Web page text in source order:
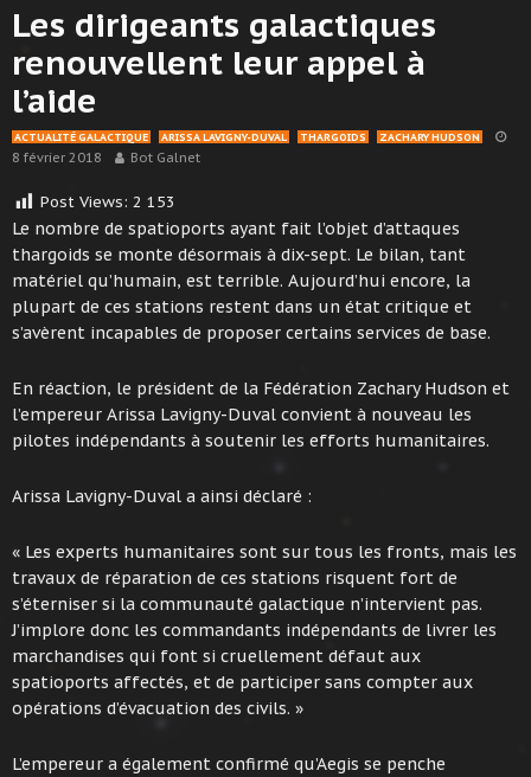
Les dirigeants galactiques
renouvellent leur appel à
l’aide
ACTUALITÉ GALACTIQUE ARISSA LAVIGNY-DUVAL THARGOIDS ZACHARY HUDSON
8 février 2018 Bot Galnet
Post Views: 2 153
Le nombre de spatioports ayant fait l’objet d’attaques
thargoids se monte désormais à dix-sept. Le bilan, tant
matériel qu’humain, est terrible. Aujourd’hui encore, la
plupart de ces stations restent dans un état critique et
s’avèrent incapables de proposer certains services de base.
En réaction, le président de la Fédération Zachary Hudson et
l’empereur Arissa Lavigny-Duval convient à nouveau les
pilotes indépendants à soutenir les efforts humanitaires.
Arissa Lavigny-Duval a ainsi déclaré :
« Les experts humanitaires sont sur tous les fronts, mais les
travaux de réparation de ces stations risquent fort de
s’éterniser si la communauté galactique n’intervient pas.
J’implore donc les commandants indépendants de livrer les
marchandises qui font si cruellement défaut aux
spatioports affectés, et de participer sans compter aux
opérations d’évacuation des civils. »
L’empereur a également confirmé qu’Aegis se penche